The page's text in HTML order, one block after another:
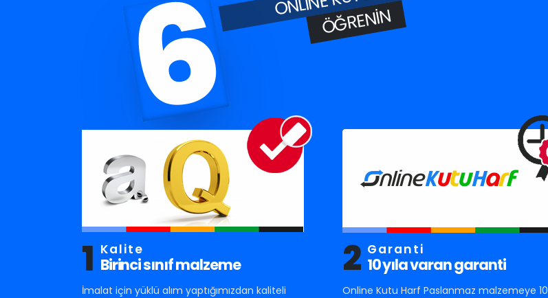
6 ÖĞRENIN
1 Kalite
Birinci sınıf malzeme
İmalat için yüklü alım yaptığımızdan kaliteli
2 Garanti
10 yıla varan garanti
Online Kutu Harf Paslanmaz malzemeye 10